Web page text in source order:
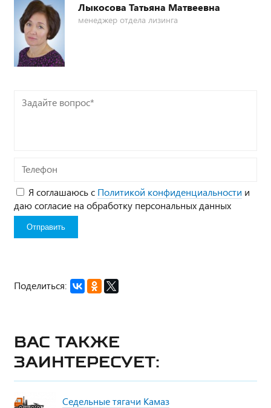
Лыкосова Татьяна Матвеевна
менеджер отдела лизинга
Задайте
Телефон
Я соглашаюсь с Политикой конфиденциальности и
даю согласие на обработку персональных данных
Поделиться:
Вас также
заинтересует:
Седельные тягачи Камаз